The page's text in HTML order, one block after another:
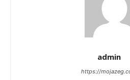
admin
https://